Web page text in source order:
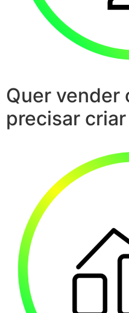
Quer vender
precisar